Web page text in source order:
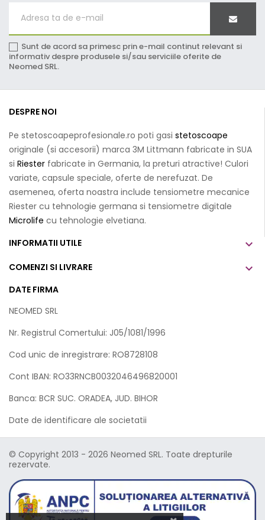
Sunt de acord sa primesc prin e-mail continut relevant si
informativ despre produsele si/sau serviciile oferite de
Neomed SRL.
DESPRE NOI
Pe stetoscoapeprofesionale.ro poti gasi stetoscoape
originale (si accesorii) marca 3M Littmann fabricate in SUA
si Riester fabricate in Germania, la preturi atractive! Culori
variate, capsule speciale, oferte de nerefuzat. De
asemenea, oferta noastra include tensiometre mecanice
Riester cu tehnologie germana si tensiometre digitale
Microlife cu tehnologie elvetiana.
INFORMATII UTILE

COMENZI SI LIVRARE 
DATE FIRMA
NEOMED SRL
Nr. Registrul Comertului: J05/1081/1996
Cod unic de inregistrare: RO8728108
Cont IBAN: RO33RNCB0032046496820001
Banca: BCR SUC. ORADEA, JUD. BIHOR
Date de identificare ale societatii
© Copyright 2013 - 2026 Neomed SRL. Toate drepturile
rezervate.